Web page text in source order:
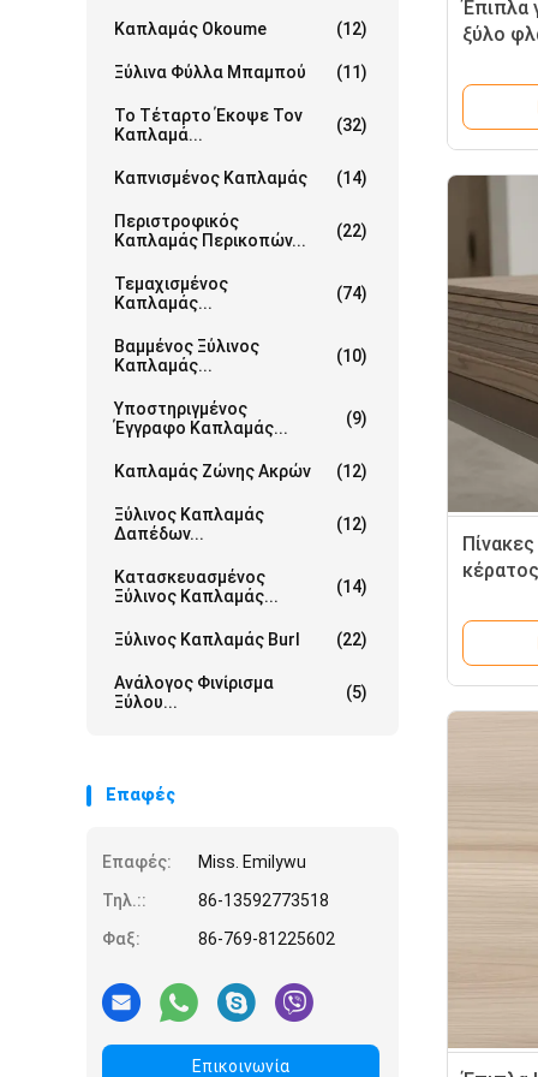
Καπλαμάς Okoume (12)
Ξύλινα Φύλλα Μπαμπού (11)
Το Τέταρτο Έκοψε Τον
Καπλαμά...
(32)
Καπνισμένος Καπλαμάς (14)
Περιστροφικός
Καπλαμάς Περικοπών...
(22)
Τεμαχισμένος
Καπλαμάς...
(74)
Βαμμένος Ξύλινος
Καπλαμάς...
(10)
Υποστηριγμένος
Έγγραφο Καπλαμάς...
(9)
Καπλαμάς Ζώνης Ακρών (12)
Ξύλινος Καπλαμάς
Δαπέδων...
(12)
Κατασκευασμένος
Ξύλινος Καπλαμάς...
(14)
Ξύλινος Καπλαμάς Burl (22)
Ανάλογος Φινίρισμα
Ξύλου...
(5)
Επαφές
Επαφές:
Miss. Emilywu
Τηλ.::
86-13592773518
Φαξ:
86-769-81225602
Επικοινωνία
Έπιπλα
ξύλο
για